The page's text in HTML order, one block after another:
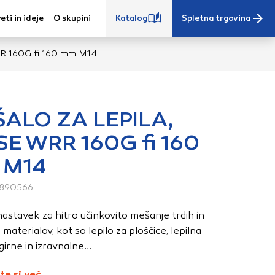
in ideje O skupini Katalog Spletna trgovina
160G fi 160 mm M14
ZA LEPILA,
WRR 160G fi 160
za hitro učinkovito mešanje trdih in
materialov, kot so lepilo za ploščice, lepilna
in izravnalne...
vašega
vaše nastavitve,
Te
bolj
Klikajte
Blokiranje
Več